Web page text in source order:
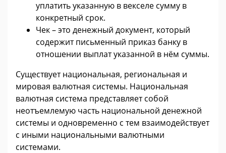
уплатить указанную в векселе сумму в
конкретный срок.
Чек – это денежный документ, который
содержит письменный приказ банку в
отношении выплат указанной в нём суммы.
Существует национальная, региональная и
мировая валютная системы. Национальная
валютная система представляет собой
неотъемлемую часть национальной денежной
системы и одновременно с тем взаимодействует
с иными национальными валютными
системами.